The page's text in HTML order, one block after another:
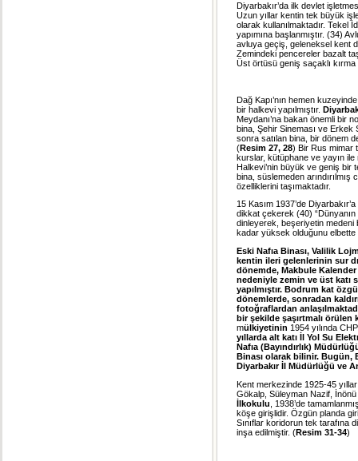
Diyarbakır’da ilk devlet
Uzun yıllar kentin tek büyük
olarak kullanılmaktadır. Tekel
yapımına başlanmıştır. (34)
avluya geçiş, geleneksel kent
Zemindeki pencereler bazalt
Üst örtüsü geniş saçaklı kırma
Dağ Kapı’nın hemen
bir halkevi yapılmıştır.
Meydanı’na bakan önemli bir
bina, Şehir Sineması ve Erkek
sonra satılan bina, bir dönem
(Resim 27, 28) Bir Rus mimar
kurslar, kütüphane ve yayın ile
Halkevi’nin büyük ve geniş bir
bina, süslemeden
özelliklerini taşımaktadır.
15 Kasım 1937’de
dikkat çekerek (40)
dinleyerek, beşeriyetin medeni
kadar yüksek olduğunu
Eski Nafıa Binası, Valilik
kentin ileri gelenlerinin sur
dönemde, Makbule Kalender
nedeniyle zemin ve üst katı
yapılmıştır. Bodrum kat
dönemlerde, sonradan
fotoğraflardan
bir şekilde şaşırtmalı
mülkiyetinin 1954 yılında
yıllarda alt katı İl Yol Su
Nafıa (Bayındırlık)
Binası olarak bilinir. Bugün,
Diyarbakır İl Müdürlüğü ve
Kent merkezinde 1925-45
Gökalp, Süleyman Nazif,
İlkokulu , 1938’de
köşe girişlidir. Özgün planda
Sınıflar koridorun tek tarafına
inşa edilmiştir. (Resim 31-34)